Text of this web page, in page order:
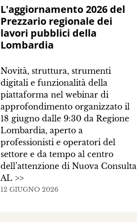
L'aggiornamento 2026 del
Prezzario regionale dei
lavori pubblici della
Lombardia
Novità, struttura, strumenti
digitali e funzionalità della
piattaforma nel webinar di
approfondimento organizzato il
18 giugno dalle 9:30 da Regione
Lombardia, aperto a
professionisti e operatori del
settore e da tempo al centro
dell’attenzione di Nuova Consulta
AL >>
12 GIUGNO 2026